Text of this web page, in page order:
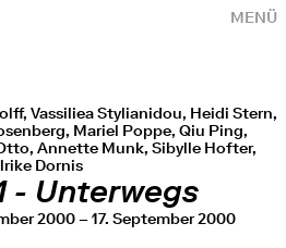
MENÜ
Vassiliea Stylianidou, Heidi Stern,
Mariel Poppe, Qiu Ping,
Annette Munk, Sibylle Hofter,
Dornis
- Unterwegs
2000 – 17. September 2000